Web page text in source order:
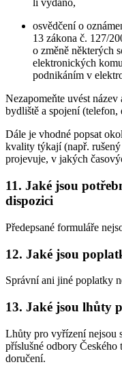
li vydáno,
osvědčení o
13 zákona č. 127/
o změně některých
elektronických
podnikáním v
Nezapomeňte uvést
bydliště a spojení (telefon,
Dále je vhodné popsat
kvality týkají (např.
projevuje, v jakých
11. Jaké jsou
dispozici
Předepsané formuláře
12. Jaké jsou
Správní ani jiné poplatky
13. Jaké jsou lhůty
Lhůty pro vyřízení nejsou
příslušné odbory
doručení.